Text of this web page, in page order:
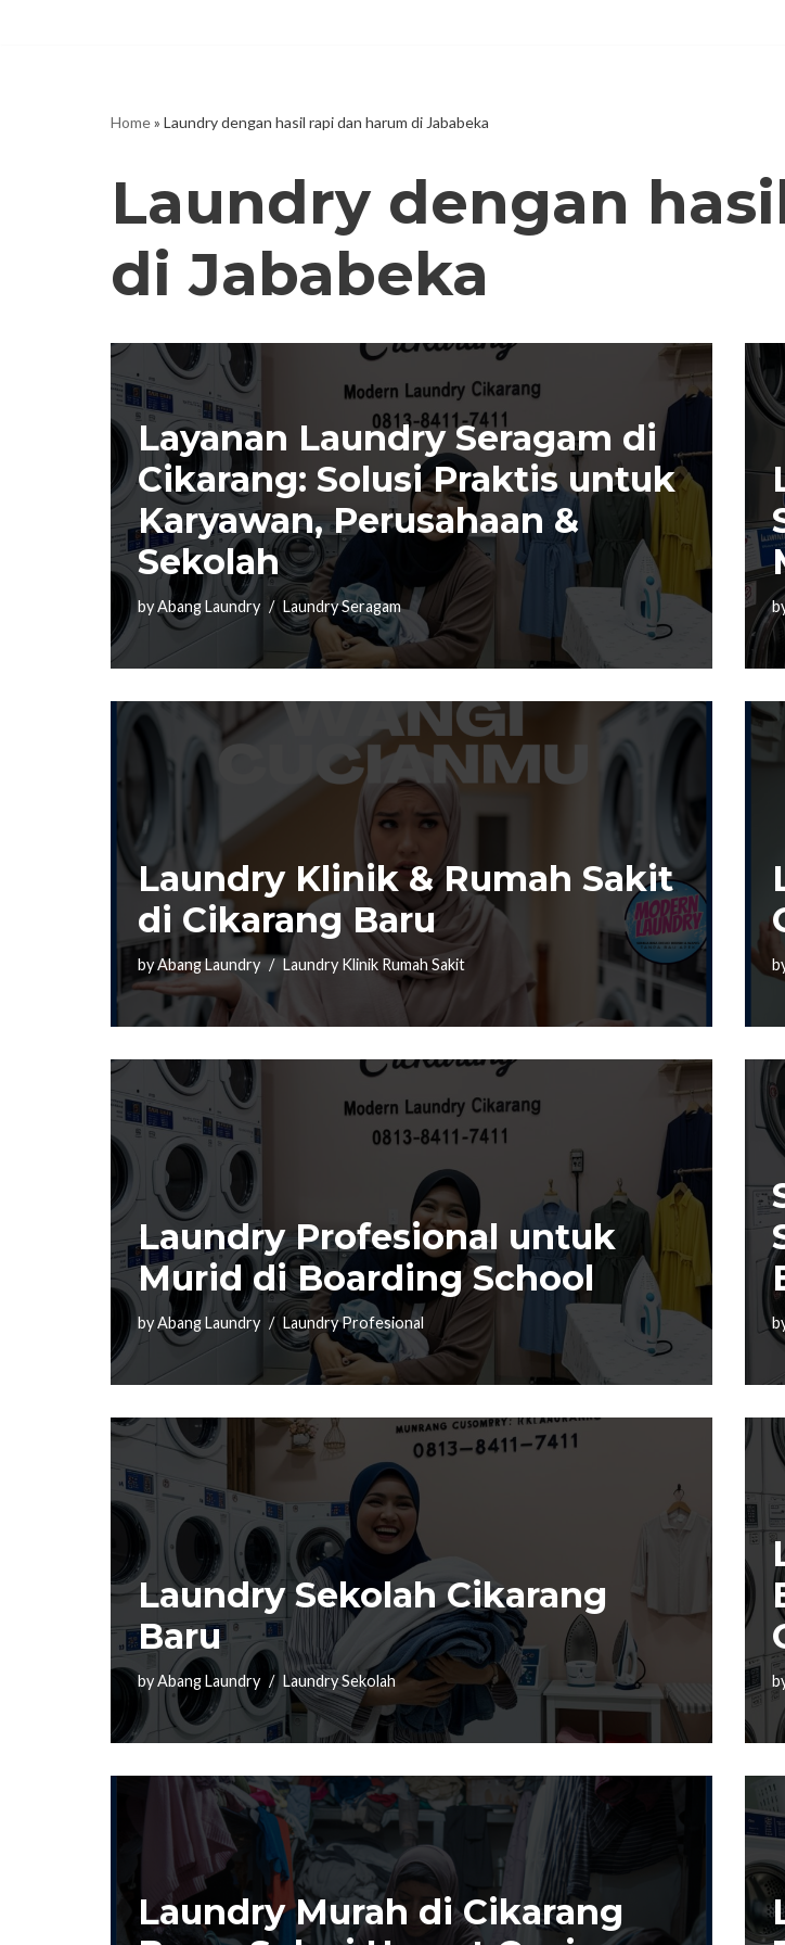
Home» Laundry dengan hasil rapi dan harum di Jababeka
Laundry dengan
di Jababeka
Layanan Laundry Seragam di
Cikarang: Solusi Praktis untuk
Karyawan, Perusahaan &
Sekolah
byAbang Laundry Laundry Seragam
Laundry Klinik & Rumah Sakit
di Cikarang Baru
byAbang Laundry Laundry Klinik Rumah Sakit
Laundry Profesional untuk
Murid di Boarding School
byAbang Laundry Laundry Profesional
Laundry Sekolah Cikarang
Baru
byAbang Laundry Laundry Sekolah
Laundry Murah di Cikarang